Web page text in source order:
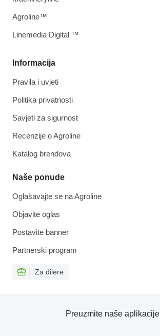
Informacija
Pravila i uvjeti
Politika privatnosti
Savjeti za sigurnost
Recenzije o Agroline
Katalog brendova
Naše ponude
Oglašavajte se na Agroline
Objavite oglas
Postavite banner
Partnerski program
Za dilere
Agroline™
Linemedia Digital ™
Preuzmite naše aplikacije